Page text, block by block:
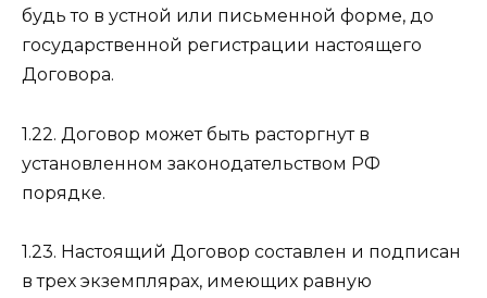
будь то в устной или письменной форме, до
государственной регистрации настоящего
Договора.
1.22. Договор может быть расторгнут в
установленном законодательством РФ
порядке.
1.23. Настоящий Договор составлен и подписан
в трех экземплярах, имеющих равную